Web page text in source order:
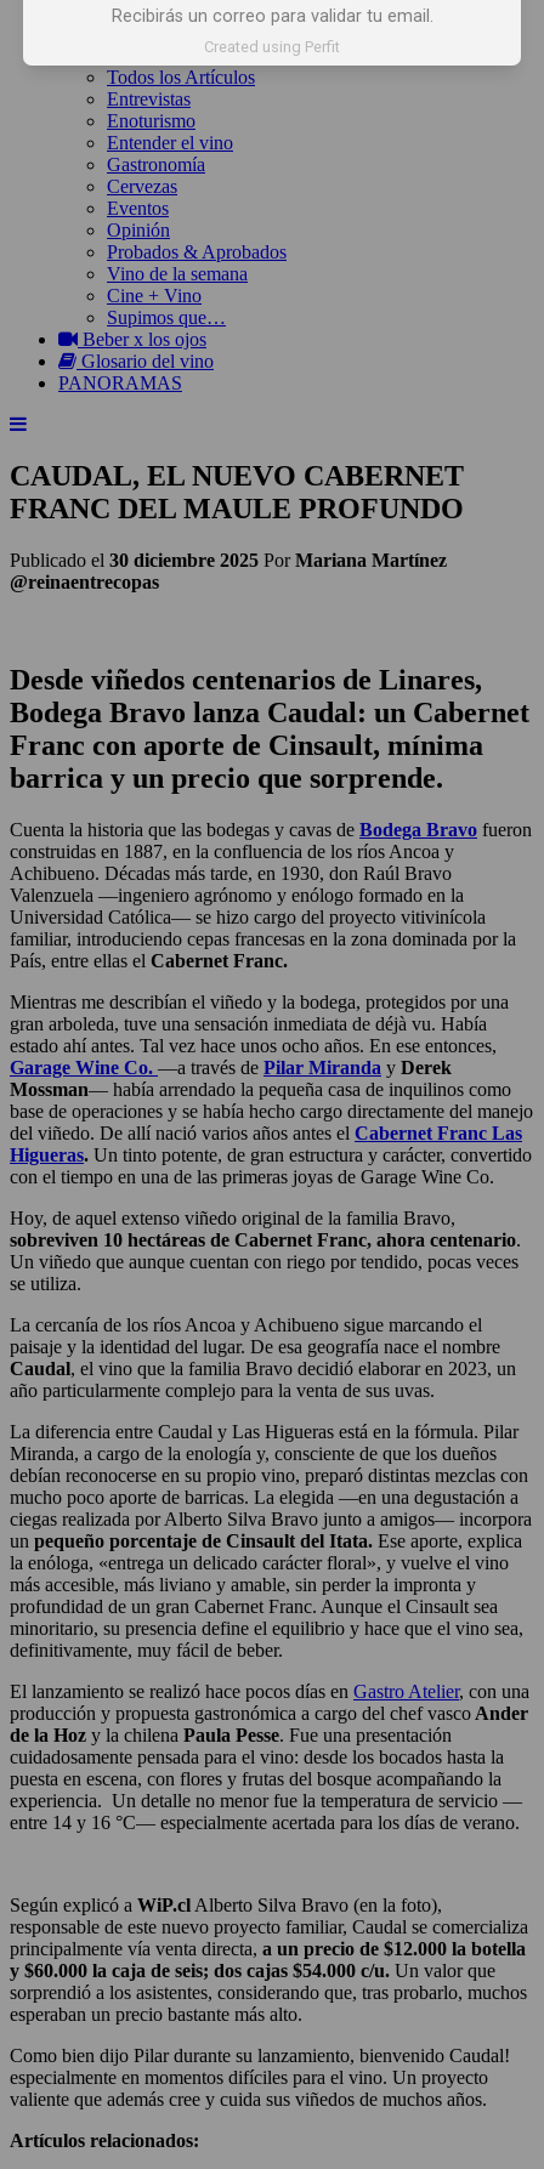
Inicio
Todos los Artículos
Entrevistas
Enoturismo
Entender el vino
Gastronomía
Cervezas
Eventos
Opinión
Probados & Aprobados
Vino de la semana
Cine + Vino
Supimos que…
Beber x los ojos
Glosario del vino
PANORAMAS
CAUDAL, EL NUEVO CABERNET
FRANC DEL MAULE PROFUNDO
Publicado el 30 diciembre 2025 PorMariana Martínez
@reinaentrecopas
Desde viñedos centenarios de Linares,
Bodega Bravo lanza Caudal: un Cabernet
Franc con aporte de Cinsault, mínima
barrica y un precio que sorprende.
Cuenta la historia que las bodegas y cavas de Bodega Bravo fueron
construidas en 1887, en la confluencia de los ríos Ancoa y
Achibueno. Décadas más tarde, en 1930, don Raúl Bravo
Valenzuela —ingeniero agrónomo y enólogo formado en la
Universidad Católica— se hizo cargo del proyecto vitivinícola
familiar, introduciendo cepas francesas en la zona dominada por la
País, entre ellas el Cabernet Franc.
Mientras me describían el viñedo y la bodega, protegidos por una
gran arboleda, tuve una sensación inmediata de déjà vu. Había
estado ahí antes. Tal vez hace unos ocho años. En ese entonces,
Garage Wine Co. —a través de Pilar Miranda y Derek
Mossman— había arrendado la pequeña casa de inquilinos como
base de operaciones y se había hecho cargo directamente del manejo
del viñedo. De allí nació varios años antes el Cabernet Franc Las
Higueras. Un tinto potente, de gran estructura y carácter, convertido
con el tiempo en una de las primeras joyas de Garage Wine Co.
Hoy, de aquel extenso viñedo original de la familia Bravo,
sobreviven 10 hectáreas de Cabernet Franc, ahora centenario.
Un viñedo que aunque cuentan con riego por tendido, pocas veces
se utiliza.
La cercanía de los ríos Ancoa y Achibueno sigue marcando el
paisaje y la identidad del lugar. De esa geografía nace el nombre
Caudal, el vino que la familia Bravo decidió elaborar en 2023, un
año particularmente complejo para la venta de sus uvas.
La diferencia entre Caudal y Las Higueras está en la fórmula. Pilar
Miranda, a cargo de la enología y, consciente de que los dueños
debían reconocerse en su propio vino, preparó distintas mezclas con
mucho poco aporte de barricas. La elegida —en una degustación a
ciegas realizada por Alberto Silva Bravo junto a amigos— incorpora
un pequeño porcentaje de Cinsault del Itata. Ese aporte, explica
la enóloga, «entrega un delicado carácter floral», y vuelve el vino
más accesible, más liviano y amable, sin perder la impronta y
profundidad de un gran Cabernet Franc. Aunque el Cinsault sea
minoritario, su presencia define el equilibrio y hace que el vino sea,
definitivamente, muy fácil de beber.
El lanzamiento se realizó hace pocos días en Gastro Atelier, con una
producción y propuesta gastronómica a cargo del chef vasco Ander
de la Hoz y la chilena Paula Pesse. Fue una presentación
cuidadosamente pensada para el vino: desde los bocados hasta la
puesta en escena, con flores y frutas del bosque acompañando la
experiencia. Un detalle no menor fue la temperatura de servicio —
entre 14 y 16 °C— especialmente acertada para los días de verano.
Según explicó a WiP.cl Alberto Silva Bravo (en la foto),
responsable de este nuevo proyecto familiar, Caudal se comercializa
principalmente vía venta directa, a un precio de $12.000 la botella
y $60.000 la caja de seis; dos cajas $54.000 c/u. Un valor que
sorprendió a los asistentes, considerando que, tras probarlo, muchos
esperaban un precio bastante más alto.
Como bien dijo Pilar durante su lanzamiento, bienvenido Caudal!
especialmente en momentos difíciles para el vino. Un proyecto
valiente que además cree y cuida sus viñedos de muchos años.
Artículos relacionados:
Recibirás un correo para validar tu email.
Created using Perfit